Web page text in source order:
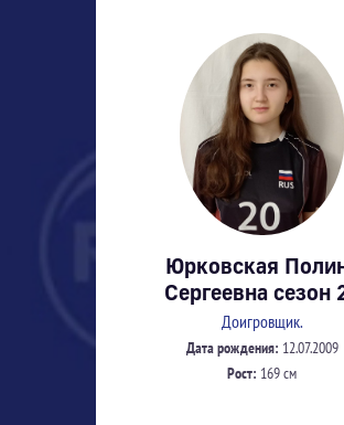
Юрковская
Сергеевна сезон
Доигровщик.
Дата рождения: 12.07.2009
Рост: 169 см